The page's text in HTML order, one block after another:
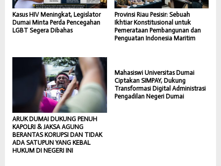
Kasus HIV Meningkat, Legislator
Dumai Minta Perda Pencegahan
LGBT Segera Dibahas
Provinsi Riau Pesisir: Sebuah
Ikhtiar Konstitusional untuk
Pemerataan Pembangunan dan
Penguatan Indonesia Maritim
ARUK DUMAI DUKUNG PENUH
KAPOLRI & JAKSA AGUNG
BERANTAS KORUPSI DAN TIDAK
ADA SATUPUN YANG KEBAL
HUKUM DI NEGERI INI
Mahasiswi Universitas Dumai
Ciptakan SIMPAY, Dukung
Transformasi Digital Administrasi
Pengadilan Negeri Dumai